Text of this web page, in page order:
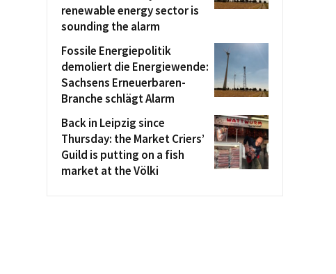
renewable energy sector is
sounding the alarm
Fossile Energiepolitik
demoliert die Energiewende:
Sachsens Erneuerbaren-
Branche schlägt Alarm
Back in Leipzig since
Thursday: the Market Criers’
Guild is putting on a fish
market at the Völki